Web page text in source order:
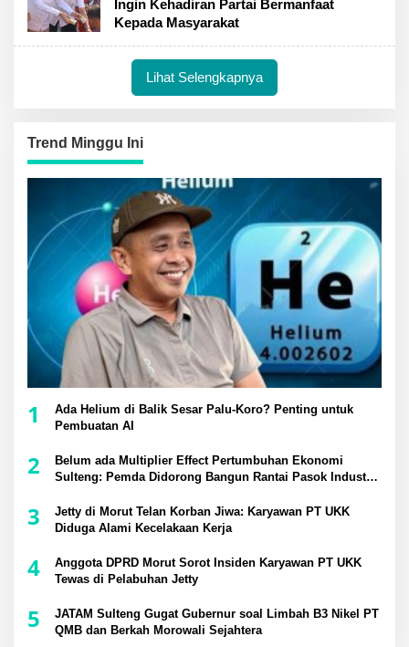
Ingin Kehadiran Partai Bermanfaat
Kepada Masyarakat
Lihat Selengkapnya
Trend Minggu Ini
1
Ada Helium di Balik Sesar Palu-Koro? Penting untuk
Pembuatan AI
2
Belum ada Multiplier Effect Pertumbuhan Ekonomi
Sulteng: Pemda Didorong Bangun Rantai Pasok Industri
3
Jetty di Morut Telan Korban Jiwa: Karyawan PT UKK
Diduga Alami Kecelakaan Kerja
4
Anggota DPRD Morut Sorot Insiden Karyawan PT UKK
Tewas di Pelabuhan Jetty
5
JATAM Sulteng Gugat Gubernur soal Limbah B3 Nikel PT
QMB dan Berkah Morowali Sejahtera